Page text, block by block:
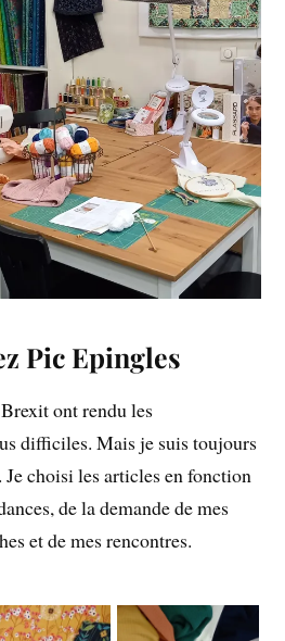
Pic Epingles
ont rendu les
difficiles. Mais je suis toujours
Je choisi les articles en fonction
de la demande de mes
et de mes rencontres.